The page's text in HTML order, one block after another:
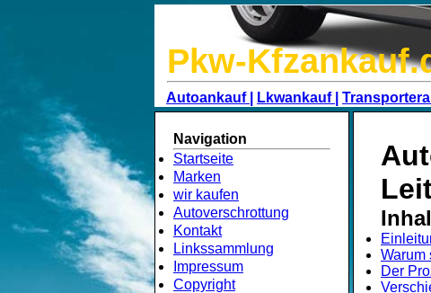
Pkw-
Autoankauf | Lkwankauf |
Navigation
Startseite
Marken
wir kaufen
Autoverschrottung
Kontakt
Linkssammlung
Impressum
Copyright
Warum
Der